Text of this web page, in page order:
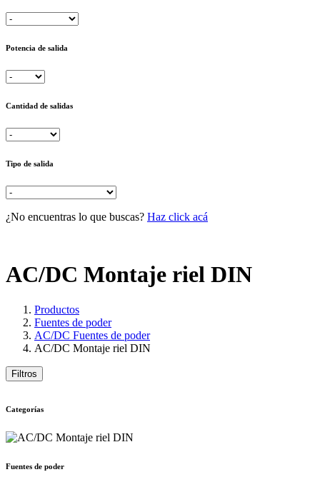
Potencia de salida
Cantidad de salidas
Tipo de salida
¿No encuentras lo que buscas? Haz click acá
AC/DC Montaje riel DIN
Productos
Fuentes de poder
AC/DC Fuentes de poder
AC/DC Montaje riel DIN
Filtros
Categorías
Fuentes de poder